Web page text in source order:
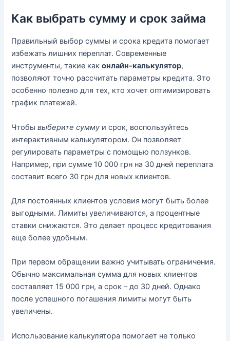
Как выбрать сумму и срок займа
Правильный выбор суммы и срока кредита помогает
избежать лишних переплат. Современные
инструменты, такие каконлайн-калькулятор,
позволяют точно рассчитать параметры кредита. Это
особенно полезно для тех, кто хочет оптимизировать
график платежей.
Чтобывыберите сумму и срок, воспользуйтесь
интерактивным калькулятором. Он позволяет
регулировать параметры с помощью ползунков.
Например, при сумме 10 000 грн на 30 дней переплата
составит всего 30 грн для новых клиентов.
Для постоянных клиентов условия могут быть более
выгодными. Лимиты увеличиваются, а процентные
ставки снижаются. Это делает процесс кредитования
еще более удобным.
При первом обращении важно учитывать ограничения.
Обычно максимальная сумма для новых клиентов
составляет 15 000 грн, а срок – до 30 дней. Однако
после успешного погашения лимиты могут быть
увеличены.
Использование калькулятора помогает не только